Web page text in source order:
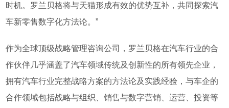
时机。罗兰贝格将与天猫形成有效的优势互补，共同探索汽
车新零售数字化方法论。”
作为全球顶级战略管理咨询公司，罗兰贝格在汽车行业的合
作伙伴几乎涵盖了汽车领域传统及创新性的所有领先企业，
拥有汽车行业完整战略方案的方法论及实践经验，与车企的
合作领域包括战略与组织、销售与数字营销、运营、投资等